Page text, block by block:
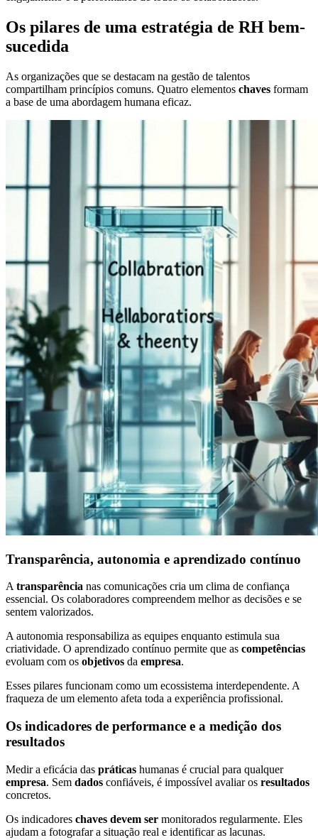
Os pilares de uma estratégia de RH bem-
sucedida
As organizações que se destacam na gestão de talentos
compartilham princípios comuns. Quatro elementos chaves formam
a base de uma abordagem humana eficaz.
Transparência, autonomia e aprendizado contínuo
A transparência nas comunicações cria um clima de confiança
essencial. Os colaboradores compreendem melhor as decisões e se
sentem valorizados.
A autonomia responsabiliza as equipes enquanto estimula sua
criatividade. O aprendizado contínuo permite que as competências
evoluam com os objetivos da empresa.
Esses pilares funcionam como um ecossistema interdependente. A
fraqueza de um elemento afeta toda a experiência profissional.
Os indicadores de performance e a medição dos
resultados
Medir a eficácia das práticas humanas é crucial para qualquer
empresa. Sem dados confiáveis, é impossível avaliar os resultados
concretos.
Os indicadores chaves devem ser monitorados regularmente. Eles
ajudam a fotografar a situação real e identificar as lacunas.